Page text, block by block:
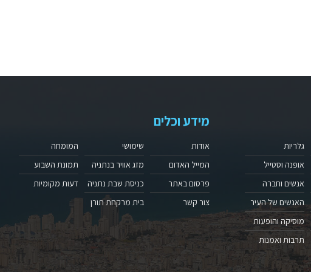
גלריות
אופנה וסטייל
אנשים וחברה
האנשים של העיר
מוסיקה והופעות
תרבות ואמנות
מידע וכלים
אודות
המייל האדום
פרסום באתר
צור קשר
שימושי
מזג אוויר בנתניה
כניסת שבת נתניה
בית מרקחת תורן
המומחה
תמונת השבוע
דעות מקומיות